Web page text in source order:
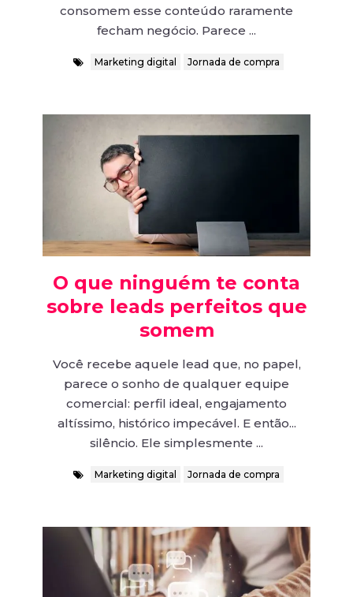
consomem esse conteúdo raramente
fecham negócio. Parece ...
Marketing digital Jornada de compra
O que ninguém te conta
sobre leads perfeitos que
somem
Você recebe aquele lead que, no papel,
parece o sonho de qualquer equipe
comercial: perfil ideal, engajamento
altíssimo, histórico impecável. E então...
silêncio. Ele simplesmente ...
Marketing digital Jornada de compra